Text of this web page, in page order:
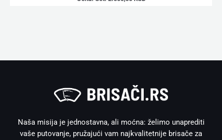
Naša misija je jednostavna, ali moćna: želimo unaprediti
vaše putovanje, pružajući vam najkvalitetnije brisače za